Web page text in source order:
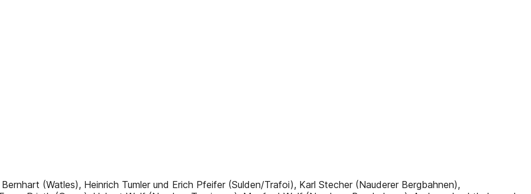
(Watles), Heinrich Tumler und Erich Pfeifer (Sulden/Trafoi), Karl Stecher (Nauderer Bergbahnen),